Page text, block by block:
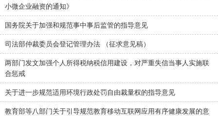
小微企业融资的通知》
国务院关于加强和规范事中事后监管的指导意见
司法部仲裁委员会登记管理办法 （征求意见稿）
两部门发文加强个人所得税纳税信用建设，对严重失信当事人实施联
合惩戒
关于进一步规范适用环境行政处罚自由裁量权的指导意见
教育部等八部门关于引导规范教育移动互联网应用有序健康发展的意